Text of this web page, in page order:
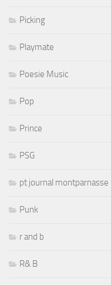
Picking
Playmate
Poesie Music
Pop
Prince
PSG
pt journal montparnasse
Punk
r and b
R& B